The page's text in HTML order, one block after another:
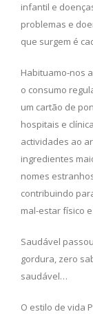
infantil e
problemas e
que surgem é
Habituamo-nos
o consumo
um cartão de
hospitais e
actividades ao
ingredientes
nomes
contribuindo
mal-estar físico
Saudável
gordura, zero
saudável…
O estilo de vida